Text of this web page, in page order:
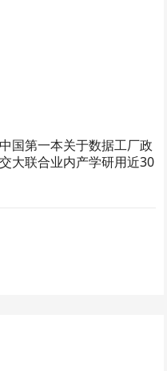
国第一本关于数据工厂政
大联合业内产学研用近30